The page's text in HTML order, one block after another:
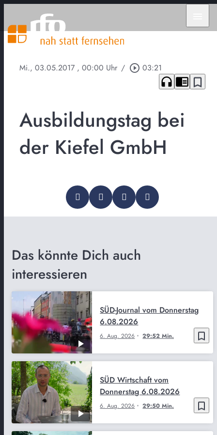
Mi., 03.05.2017 , 00:00 Uhr / play_circle_outline 03:21
headphones chrome_reader_mode bookmark_border
Ausbildungstag bei
der Kiefel GmbH
Das könnte Dich auch
interessieren
bookmark_border
6. Aug. 2026 29:52 Min.
SÜD-Journal vom Donnerstag
6.08.2026
bookmark_border
6. Aug. 2026 29:50 Min.
SÜD Wirtschaft vom
Donnerstag 6.08.2026